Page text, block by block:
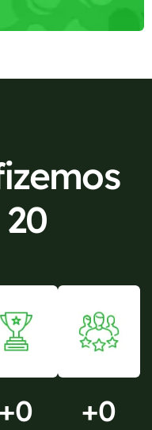
+0 +0